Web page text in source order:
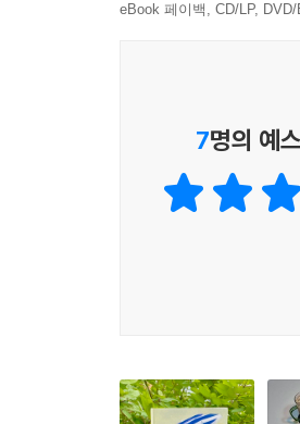
끝은 언제나 조용히, 그
이 책에서 가장 인상적
바꾸어 놓는다. 인물들
말을 아끼고, 하늘을 올
고스란히 스민다. 누군
삶이 너무 바빠서 옆을
eBook 페이백, CD/LP,
7명의 예